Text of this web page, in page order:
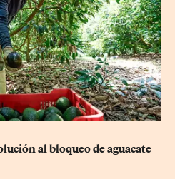
al bloqueo de aguacate